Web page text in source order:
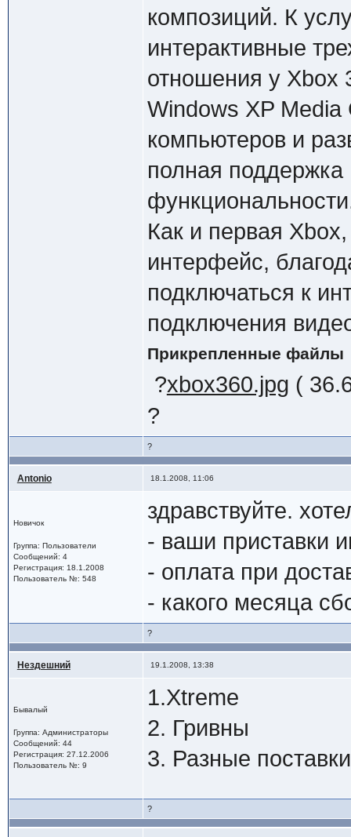
композиций. К
интерактивные
отношения у Xbox
Windows XP
компьютеров и
полная
Как и первая
интерфейс,
подключаться к
подключения
Прикрепленные файлы
?xbox360.jpg (
?
?
Antonio 18.1.2008, 11:06
Новичок
Группа: Пользователи
Сообщений: 4
Регистрация: 18.1.2008
Пользователь №: 548
здравствуйте.
- ваши приставки
- оплата при
- какого месяца
?
Нездешний 19.1.2008, 13:38
Бывалый
Группа: Администраторы
Сообщений: 44
Регистрация: 27.12.2006
Пользователь №: 9
1.Xtreme
2. Гривны
3. Разные
?